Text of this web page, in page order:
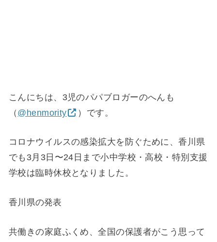
こんにちは、3児のパパブロガーのへんも
（ @henmority ）です。
コロナウイルスの感染拡大を防ぐために、香川県
でも3月3日〜24日まで小中学校・高校・特別支援
学校は臨時休校となりました。
香川県の発表
共働きの家庭ふくめ、全国の保護者がこう思って